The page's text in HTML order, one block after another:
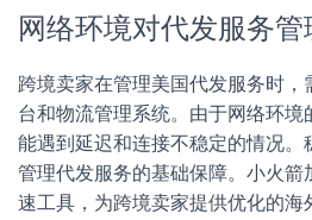
网络环境对代发服务管
跨境卖家在管理美国代发服务时
台和物流管理系统。由于网络环
能遇到延迟和连接不稳定的情况。
管理代发服务的基础保障。小火箭
速工具，为跨境卖家提供优化的